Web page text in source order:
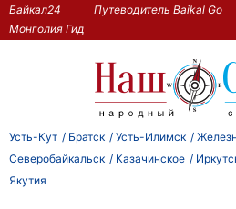
Байкал24 Путеводитель Baikal Go
Монголия Гид
Усть-Кут Братск Усть-Илимск
Северобайкальск
Казачинское
Якутия